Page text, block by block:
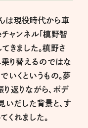
は現役時代から車
ャンネル「槙野智
きました。槙野さ
乗り替えるのではな
いくというもの。夢
返りながら、ボデ
いだした背景と、す
れました。